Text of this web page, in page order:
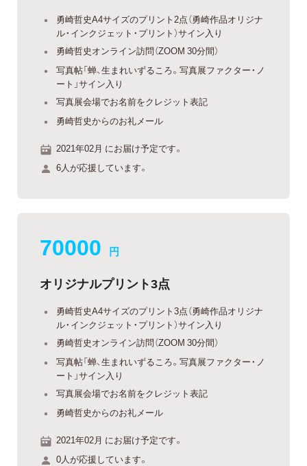
勇崎哲史A4サイズのプリント2点（勇崎作品オリジナ
ル・インクジェット・プリント）サイン入り
勇崎哲史オンライン訪問（ZOOM 30分間）
写真帖「蝉、生まれいずるころ。写真展ファクター・ノ
ート」サイン入り
写真展会場でお名前をクレジット表記
勇崎哲史からのお礼メール
2021年02月 にお届け予定です。
6人が応援しています。
70000 円
オリジナルプリント3点
勇崎哲史A4サイズのプリント3点（勇崎作品オリジナ
ル・インクジェット・プリント）サイン入り
勇崎哲史オンライン訪問（ZOOM 30分間）
写真帖「蝉、生まれいずるころ。写真展ファクター・ノ
ート」サイン入り
写真展会場でお名前をクレジット表記
勇崎哲史からのお礼メール
2021年02月 にお届け予定です。
0人が応援しています。